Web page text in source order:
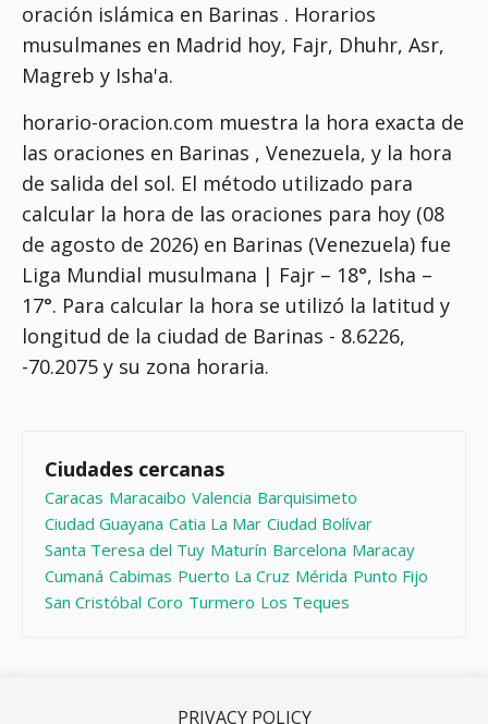
oración islámica en Barinas . Horarios
musulmanes en Madrid hoy, Fajr, Dhuhr, Asr,
Magreb y Isha'a.
horario-oracion.com muestra la hora exacta de
las oraciones en Barinas , Venezuela, y la hora
de salida del sol. El método utilizado para
calcular la hora de las oraciones para hoy (08
de agosto de 2026) en Barinas (Venezuela) fue
Liga Mundial musulmana | Fajr – 18°, Isha –
17°. Para calcular la hora se utilizó la latitud y
longitud de la ciudad de Barinas - 8.6226,
-70.2075 y su zona horaria.
Ciudades cercanas
Caracas Maracaibo Valencia Barquisimeto
Ciudad Guayana Catia La Mar Ciudad Bolívar
Santa Teresa del Tuy Maturín Barcelona Maracay
Cumaná Cabimas Puerto La Cruz Mérida Punto Fijo
San Cristóbal Coro Turmero Los Teques
PRIVACY POLICY